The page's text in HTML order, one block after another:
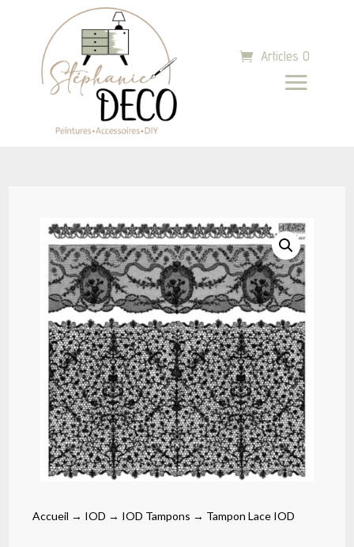
Articles 0
Accueil → IOD → IOD Tampons → Tampon Lace IOD